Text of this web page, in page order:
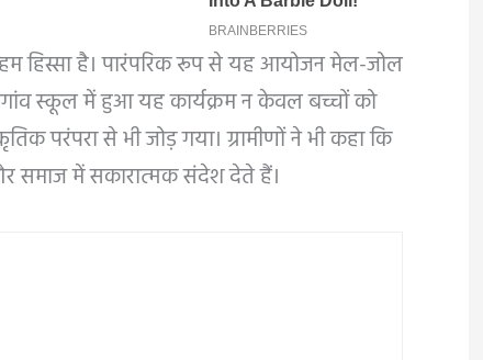
हिस्सा है। पारंपरिक रूप से यह आयोजन मेल-जोल
स्कूल में हुआ यह कार्यक्रम न केवल बच्चों को
परंपरा से भी जोड़ गया। ग्रामीणों ने भी कहा कि
समाज में सकारात्मक संदेश देते हैं।